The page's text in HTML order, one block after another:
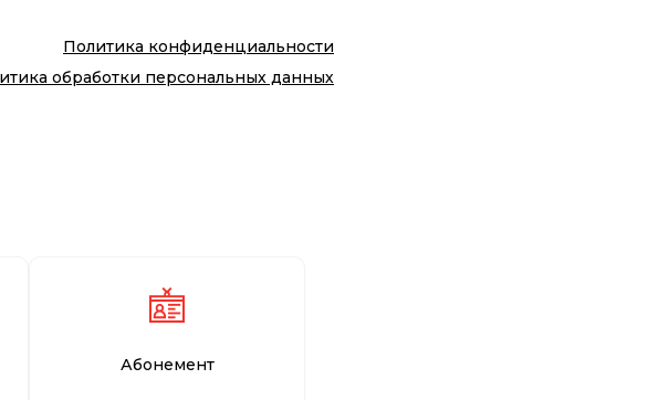
Политика конфиденциальности
обработки персональных данных
Абонемент